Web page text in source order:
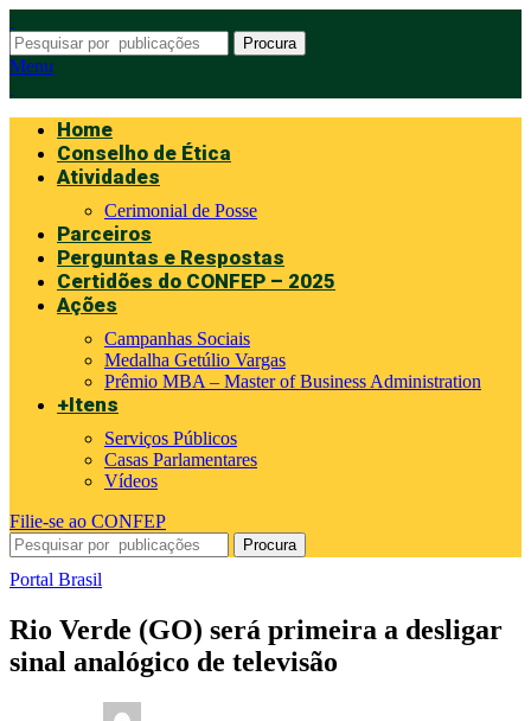
Procura
Menu
Home
Conselho de Ética
Atividades
Cerimonial de Posse
Parceiros
Perguntas e Respostas
Certidões do CONFEP – 2025
Ações
Campanhas Sociais
Medalha Getúlio Vargas
Prêmio MBA – Master of Business Administration
+Itens
Serviços Públicos
Casas Parlamentares
Vídeos
Filie-se ao CONFEP
Procura
Portal Brasil
Rio Verde (GO) será primeira a desligar
sinal analógico de televisão